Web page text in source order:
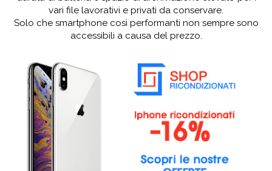
vari file lavorativi e privati da conservare.
Solo che smartphone così performanti non sempre sono
accessibili a causa del prezzo.